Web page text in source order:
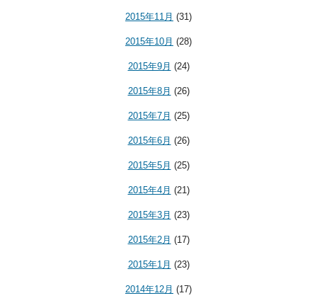
2015年11月 (31)
2015年10月 (28)
2015年9月 (24)
2015年8月 (26)
2015年7月 (25)
2015年6月 (26)
2015年5月 (25)
2015年4月 (21)
2015年3月 (23)
2015年2月 (17)
2015年1月 (23)
2014年12月 (17)